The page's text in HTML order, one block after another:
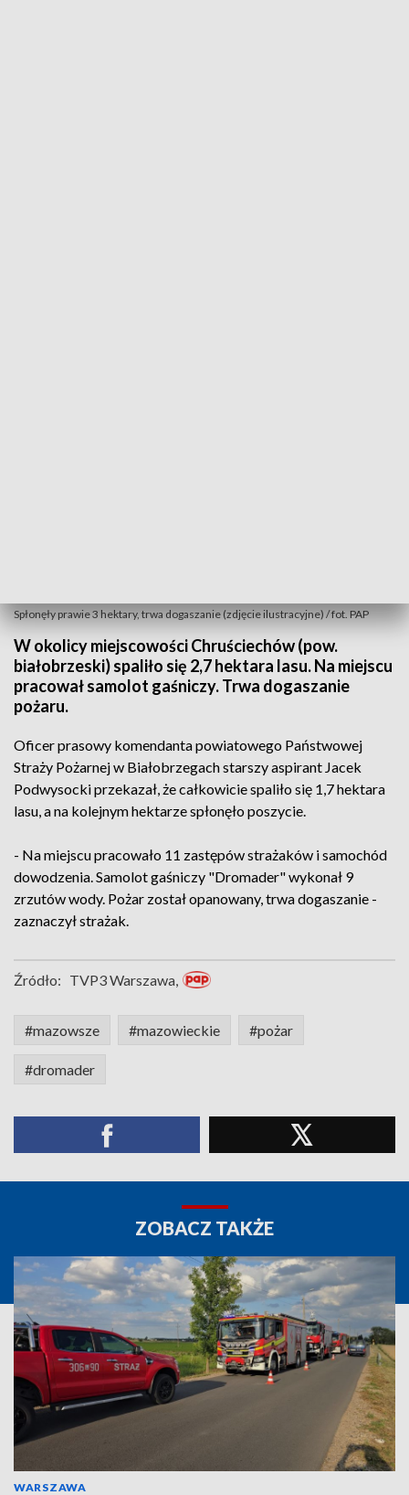
Spłonęły prawie 3 hektary, trwa dogaszanie (zdjęcie ilustracyjne) / fot. PAP
W okolicy miejscowości Chruściechów (pow.
białobrzeski) spaliło się 2,7 hektara lasu. Na miejscu
pracował samolot gaśniczy. Trwa dogaszanie
pożaru.
Oficer prasowy komendanta powiatowego Państwowej
Straży Pożarnej w Białobrzegach starszy aspirant Jacek
Podwysocki przekazał, że całkowicie spaliło się 1,7 hektara
lasu, a na kolejnym hektarze spłonęło poszycie.
- Na miejscu pracowało 11 zastępów strażaków i samochód
dowodzenia. Samolot gaśniczy "Dromader" wykonał 9
zrzutów wody. Pożar został opanowany, trwa dogaszanie -
zaznaczył strażak.
Źródło: TVP3 Warszawa,
#mazowsze #mazowieckie #pożar
#dromader
ZOBACZ TAKŻE
WARSZAWA